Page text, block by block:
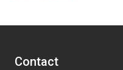
Contact